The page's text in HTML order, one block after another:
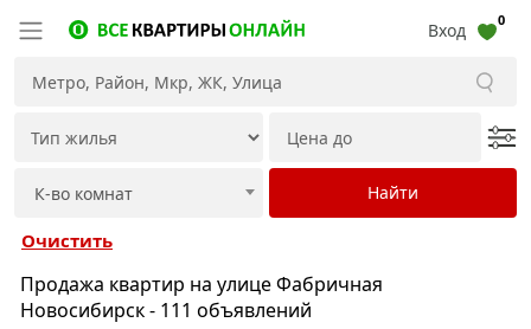
Вход 0
Очистить
Продажа квартир на улице Фабричная
Новосибирск - 111 объявлений